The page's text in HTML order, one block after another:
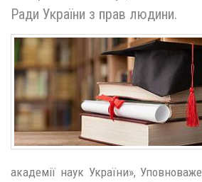
Ради України з прав людини.
академії наук України»,